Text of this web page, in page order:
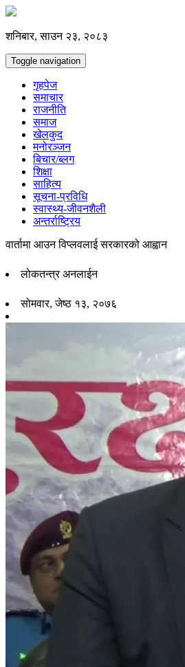
शनिबार, साउन २३, २०८३
Toggle navigation
गृहपेज
समाचार
राजनीति
समाज
खेलकुद
मनोरञ्जन
बिचार/ब्लग
शिक्षा
साहित्य
सूचना-प्रविधि
स्वास्थ्य-जीवनशैली
अन्तर्राष्ट्रिय
वार्तामा आउन विप्लवलाई सरकारको आह्वान
लोकतन्त्र अनलाईन
सोमवार, जेष्ठ १३, २०७६